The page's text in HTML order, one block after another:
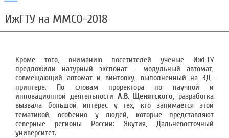
ИжГТУ на ММСО-2018
Кроме того, вниманию посетителей ученые ИжГТУ
предложили натурный экспонат - модульный автомат,
совмещающий автомат и винтовку, выполненный на 3Д-
принтере. По словам проректора по научной и
инновационной деятельности А.В. Щенятского, разработка
вызвала большой интерес у тех, кто занимается этой
тематикой, особенно у людей, которые представляют
северные регионы России: Якутия, Дальневосточный
университет.